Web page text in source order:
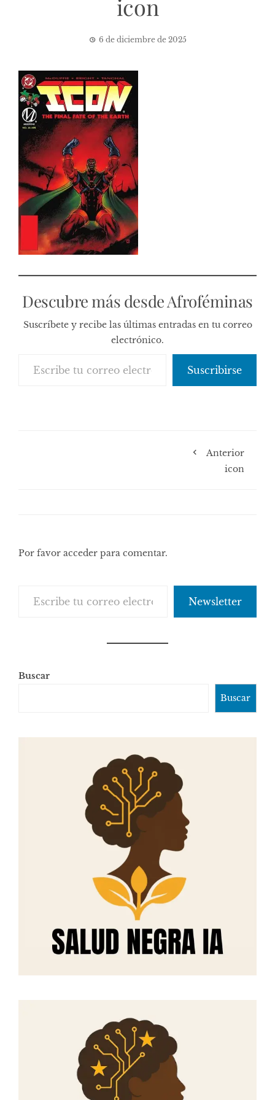
icon
6 de diciembre de 2025
Descubre más desde Afroféminas
Suscríbete y recibe las últimas entradas en tu correo
electrónico.
Suscribirse
Anterior
icon
Por favor acceder para comentar.
Newsletter
Buscar
Buscar